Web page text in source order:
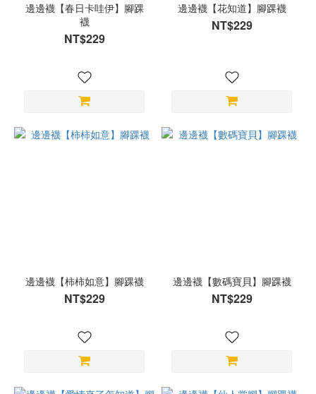
邊邊襪【春日卡哇伊】腳踝
襪
NT$229
邊邊襪【花知道】腳踝襪
NT$229
邊邊襪【柿柿如意】腳踝襪
NT$229
邊邊襪【數碼寶貝】腳踝襪
NT$229